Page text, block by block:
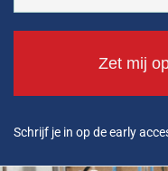
Zet mij
Schrijf je in op de early